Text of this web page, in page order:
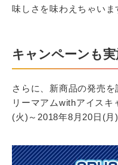
味しさを味わえちゃいま
キャンペーンも
さらに、新商品の発売
リーマアムwithアイスキ
(火)～2018年8月20日(月